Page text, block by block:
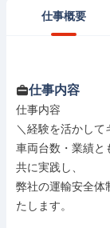
仕事概要
仕事内容
仕事内容
＼経験を活かして
車両台数・業績と
共に実践し、
弊社の運輸安全体
たします。